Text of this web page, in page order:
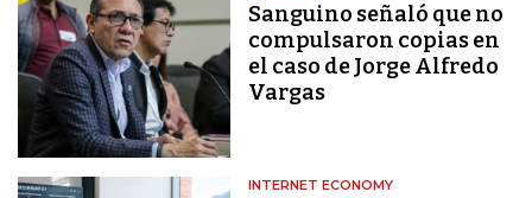
Sanguino señaló que no
compulsaron copias en
el caso de Jorge Alfredo
Vargas
INTERNET ECONOMY